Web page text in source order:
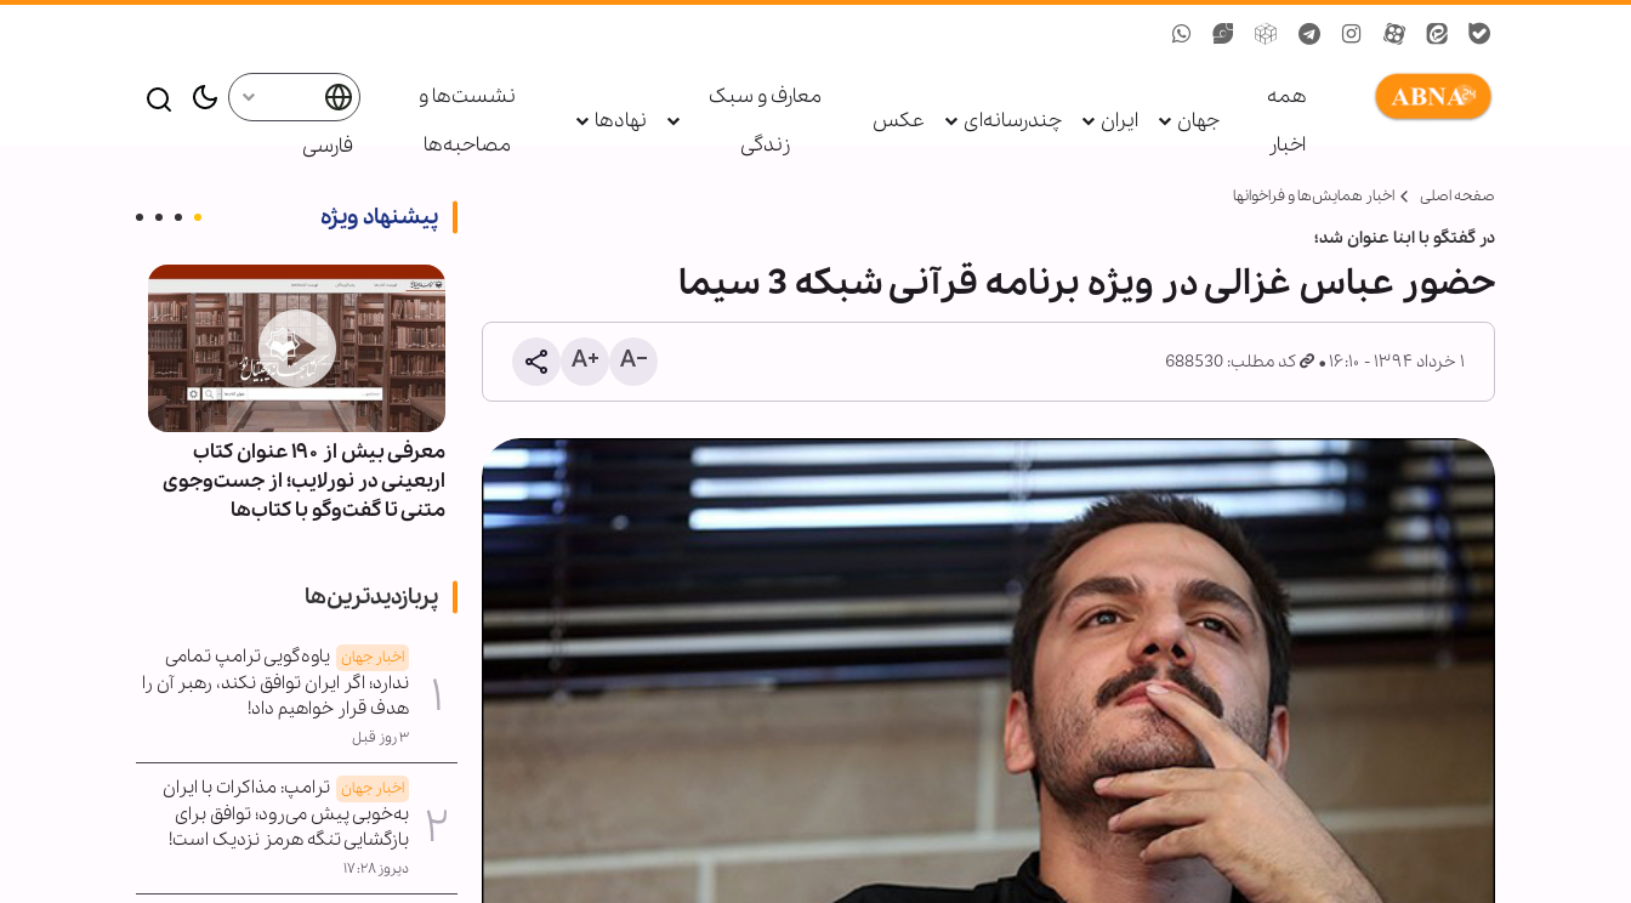
همه
اخبار
جهان ایران چندرسانه‌ای عکس
معارف و سبک
زندگی
نهادها
نشست‌ها و
مصاحبه‌ها
فارسی
صفحه اصلی اخبار همايش‌ها و فراخوان‏ها
در گفتگو با ابنا عنوان شد؛
حضور عباس غزالی در ویژه برنامه قرآنی شبکه 3 سیما
۱ خرداد ۱۳۹۴ - ۱۶:۱۰ کد مطلب: 688530
پیشنهاد ویژه
دستگیری عامل توهین به زائران
اربعین در فضای مجازی توسط
پلیس
معرفی بیش از ۱۹۰ عنوان کتاب
اربعینی در نورلایب؛ از جست‌وجوی
متنی تا گفت‌وگو با کتاب‌ها
پربازدیدترین‌ها
اخبار جهان یاوه‌گویی ترامپ تمامی
ندارد؛ اگر ایران توافق نکند، رهبر آن را
هدف قرار خواهیم داد!
۳ روز قبل
اخبار جهان ترامپ: مذاکرات با ایران
به‌خوبی پیش می‌رود؛ توافق برای
بازگشایی تنگه هرمز نزدیک است!
دیروز ۱۷:۲۸